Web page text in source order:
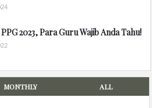
2023, Para Guru Wajib Anda Tahu!
MONTHLY ALL